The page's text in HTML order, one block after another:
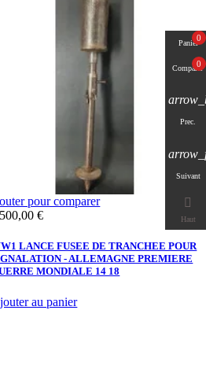
pour comparer
€
LANCE FUSEE DE TRANCHEE POUR
- ALLEMAGNE PREMIERE
MONDIALE 14 18
au panier
Panier
0
Comparer
0
Prec.
Suivant

Haut